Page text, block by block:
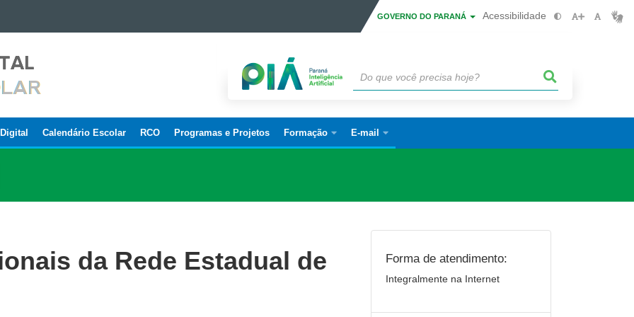
GOVERNO DO PARANÁ Acessibilidade
Calendário Escolar RCO Programas e Projetos Formação E-mail
da Rede Estadual de
Forma de atendimento:
Integralmente na Internet